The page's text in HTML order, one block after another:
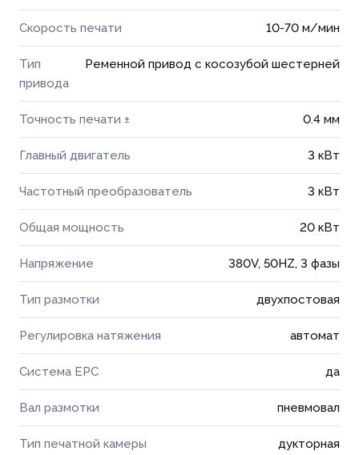
Скорость печати 10-70 м/мин
Тип
привода
Ременной привод с косозубой шестерней
Точность печати ± 0.4 мм
Главный двигатель 3 кВт
Частотный преобразователь 3 кВт
Общая мощность 20 кВт
Напряжение 380V, 50HZ, 3 фазы
Тип размотки двухпостовая
Регулировка натяжения автомат
Система EPC да
Вал размотки пневмовал
Тип печатной камеры дукторная